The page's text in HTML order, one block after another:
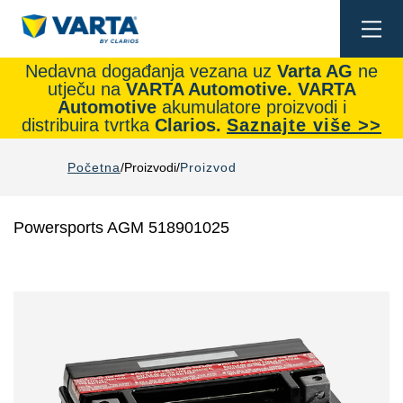
Nedavna događanja vezana uz Varta AG ne
utječu na VARTA Automotive. VARTA
Automotiveakumulatore proizvodi i
distribuira tvrtka Clarios. Saznajte više >>
Početna Proizvodi Proizvod
Powersports AGM 518901025